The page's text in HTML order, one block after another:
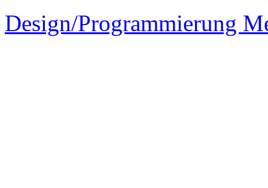
Design/Programmierung